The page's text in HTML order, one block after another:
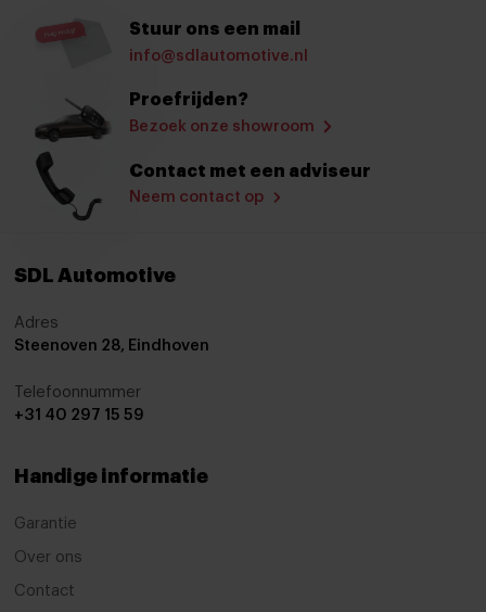
Sportstoelen
Stoelverwarming
Stuurbekrachtiging
Stuur verstelbaar
verwarmd stuurwiel
Virtual cockpit
Voorstoelen verwarmd
Zwarte hemelbekleding
Achteruitrijcamera
Airbag(s) hoofd voor
Stuur ons een mail
info@sdlautomotive.nl
Proefrijden?
Bezoek onze showroom
Contact met een adviseur
Neem contact op
SDL Automotive
Adres
Steenoven 28, Eindhoven
Telefoonnummer
+31 40 297 15 59
Handige informatie
Garantie
Over ons
Contact